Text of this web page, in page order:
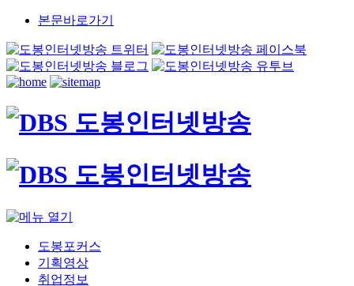
본문바로가기
도봉포커스
기획영상
취업정보